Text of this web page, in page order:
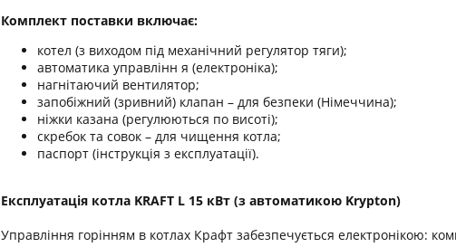
Комплект поставки включає:
котел (з виходом під механічний регулятор тяги);
автоматика управлінн я (електроніка);
нагнітаючий вентилятор;
запобіжний (зривний) клапан – для безпеки (Німеччина);
ніжки казана (регулюються по висоті);
скребок та совок – для чищення котла;
паспорт (інструкція з експлуатації).
Експлуатація котла KRAFT L 15 кВт (з автоматикою Krypton)
Управління горінням в котлах Крафт забезпечується електронікою: